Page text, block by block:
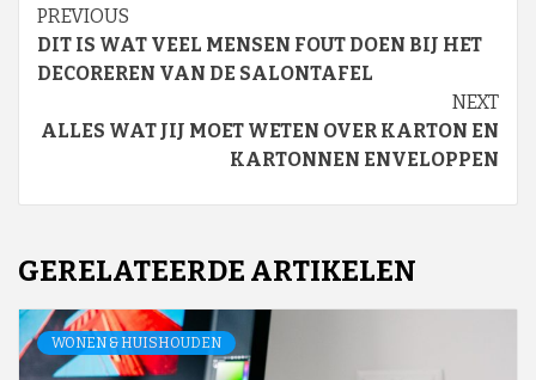
Continue
Reading
PREVIOUS
DIT IS WAT VEEL MENSEN FOUT DOEN BIJ HET
DECOREREN VAN DE SALONTAFEL
NEXT
ALLES WAT JIJ MOET WETEN OVER KARTON EN
KARTONNEN ENVELOPPEN
GERELATEERDE ARTIKELEN
WONEN & HUISHOUDEN